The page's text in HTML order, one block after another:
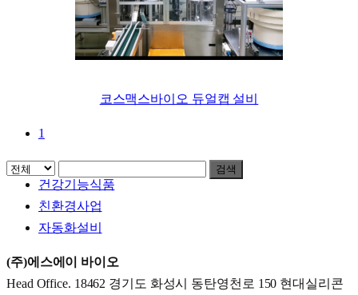
코스맥스바이오 듀얼캡 설비
1
검색
Menu
건강기능식품
친환경사업
자동화설비
(주)에스에이 바이오
Head Office. 18462 경기도 화성시 동탄영천로 150 현대실리콘